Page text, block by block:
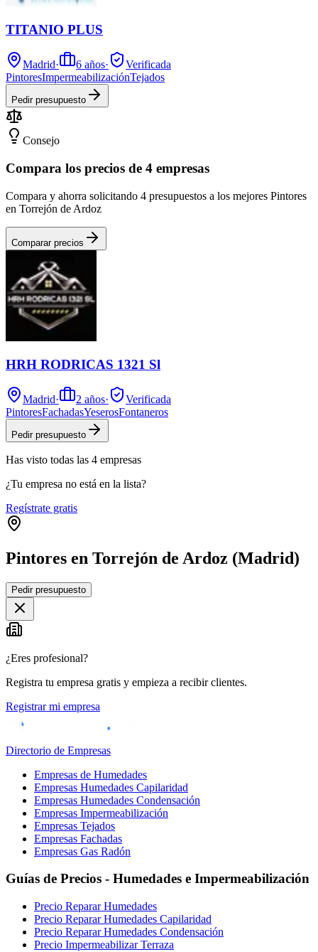
TITANIO PLUS
Madrid· 6 años·
Verificada
PintoresImpermeabilizaciónTejados
Pedir presupuesto
Consejo
Compara los precios de 4 empresas
Compara y ahorra solicitando 4 presupuestos a los mejores Pintores
en Torrejón de Ardoz
Comparar precios
HRH RODRICAS 1321 Sl
Madrid· 2 años·
Verificada
PintoresFachadasYeserosFontaneros
Pedir presupuesto
Has visto todas las 4 empresas
¿Tu empresa no está en la lista?
Regístrate gratis
Pintores en Torrejón de Ardoz (Madrid)
+
−
Pedir presupuesto
¿Eres profesional?
Registra tu empresa gratis y empieza a recibir clientes.
Registrar mi empresa
Directorio de Empresas
Empresas de Humedades
Empresas Humedades Capilaridad
Empresas Humedades Condensación
Empresas Impermeabilización
Empresas Tejados
Empresas Fachadas
Empresas Gas Radón
Guías de Precios - Humedades e Impermeabilización
Precio Reparar Humedades
Precio Reparar Humedades Capilaridad
Precio Reparar Humedades Condensación
Precio Impermeabilizar Terraza